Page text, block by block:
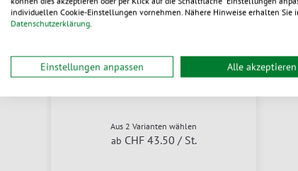
TORK Handtuchspender für V-Falz
Aus 2 Varianten wählen
ab CHF 43.50 / St.
individuellen Cookie-Einstellungen vornehmen. Nähere Hinweise erhalten Sie
Datenschutzerklärung.
Einstellungen anpassen Alle akzeptieren